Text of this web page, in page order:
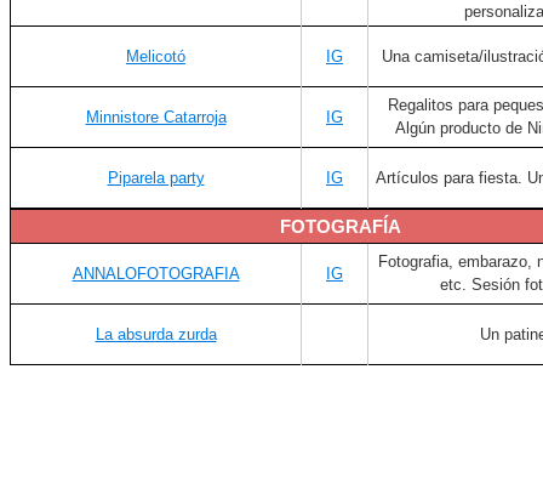
Melicotó IG Una camiseta/
Minnistore Catarroja IG
Regalitos para
Algún producto de
Piparela party IG Artículos para fiesta.
FOTOGRAFÍA
ANNALOFOTOGRAFIA IG
Fotografia, embarazo,
etc. Sesión
La absurda zurda Un